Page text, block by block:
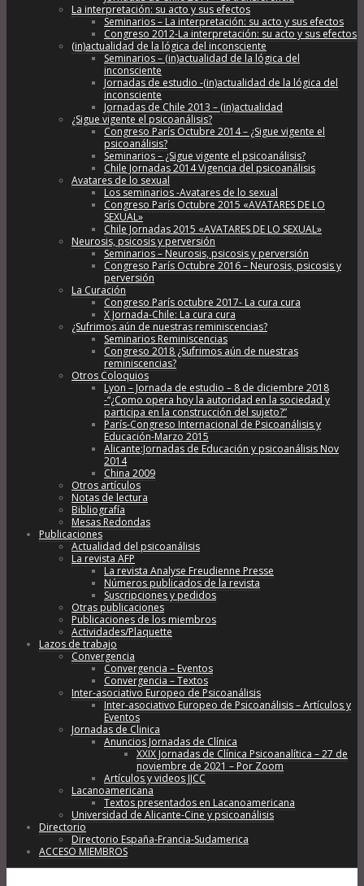
La interpretación: su acto y sus efectos
Seminarios – La interpretación: su acto y sus efectos
Congreso 2012-La interpretación: su acto y sus efectos
(in)actualidad de la lógica del inconsciente
Seminarios – (in)actualidad de la lógica del
inconsciente
Jornadas de estudio -(in)actualidad de la lógica del
inconsciente
Jornadas de Chile 2013 – (in)actualidad
¿Sigue vigente el psicoanálisis?
Congreso París Octubre 2014 – ¿Sigue vigente el
psicoanálisis?
Seminarios – ¿Sigue vigente el psicoanálisis?
Chile Jornadas 2014 Vigencia del psicoanálisis
Avatares de lo sexual
Los seminarios -Avatares de lo sexual
Congreso París Octubre 2015 «AVATARES DE LO
SEXUAL»
Chile Jornadas 2015 «AVATARES DE LO SEXUAL»
Neurosis, psicosis y perversión
Seminarios – Neurosis, psicosis y perversión
Congreso París Octubre 2016 – Neurosis, psicosis y
perversión
La Curación
Congreso París octubre 2017- La cura cura
X Jornada-Chile: La cura cura
¿Sufrimos aún de nuestras reminiscencias?
Seminarios Reminiscencias
Congreso 2018 ¿Sufrimos aún de nuestras
reminiscencias?
Otros Coloquios
Lyon – Jornada de estudio – 8 de diciembre 2018
-“¿Como opera hoy la autoridad en la sociedad y
participa en la construcción del sujeto?”
París-Congreso Internacional de Psicoanálisis y
Educación-Marzo 2015
Alicante:Jornadas de Educación y psicoanálisis Nov
2014
China 2009
Otros artículos
Notas de lectura
Bibliografía
Mesas Redondas
Publicaciones
Actualidad del psicoanálisis
La revista AFP
La revista Analyse Freudienne Presse
Números publicados de la revista
Suscripciones y pedidos
Otras publicaciones
Publicaciones de los miembros
Actividades/Plaquette
Lazos de trabajo
Convergencia
Convergencia – Eventos
Convergencia – Textos
Inter-asociativo Europeo de Psicoanálisis
Inter-asociativo Europeo de Psicoanálisis – Artículos y
Eventos
Jornadas de Clinica
Anuncios Jornadas de Clínica
XXIX Jornadas de Clínica Psicoanalítica – 27 de
noviembre de 2021 – Por Zoom
Artículos y videos JJCC
Lacanoamericana
Textos presentados en Lacanoamericana
Universidad de Alicante-Cine y psicoanálisis
Directorio
Directorio España-Francia-Sudamerica
ACCESO MIEMBROS